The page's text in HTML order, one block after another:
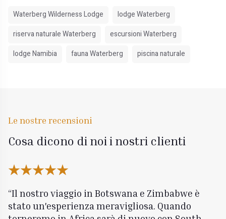
Waterberg Wilderness Lodge
lodge Waterberg
riserva naturale Waterberg
escursioni Waterberg
lodge Namibia
fauna Waterberg piscina naturale
Le nostre recensioni
Cosa dicono di noi i nostri clienti
Il nostro viaggio in Botswana e Zimbabwe è
stato un'esperienza meravigliosa. Quando